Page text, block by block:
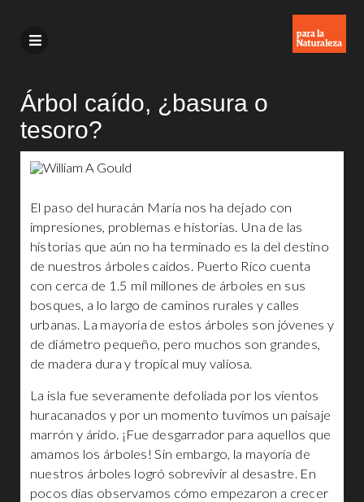
Árbol caído, ¿basura o
tesoro?
El paso del huracán María nos ha dejado con
impresiones, problemas e historias. Una de las
historias que aún no ha terminado es la del destino
de nuestros árboles caídos. Puerto Rico cuenta
con cerca de 1.5 mil millones de árboles en sus
bosques, a lo largo de caminos rurales y calles
urbanas. La mayoría de estos árboles son jóvenes y
de diámetro pequeño, pero muchos son grandes,
de madera dura y tropical muy valiosa.
La isla fue severamente defoliada por los vientos
huracanados y por un momento tuvimos un paisaje
marrón y árido. ¡Fue desgarrador para aquellos que
amamos los árboles! Sin embargo, la mayoría de
nuestros árboles logró sobrevivir al desastre. En
pocos días observamos cómo empezaron a crecer